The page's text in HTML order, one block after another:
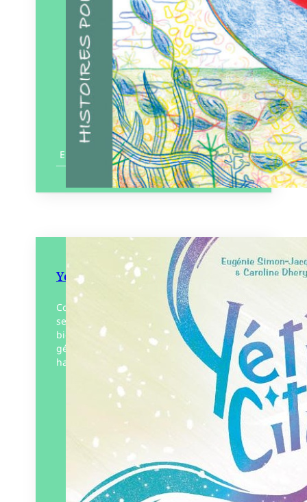
En savoir plus
Yéti City
Connaissez-vous le village de Yéti City et
ses habitants extraordinaires ? Joufflus et
bien dodus, les yétis sont de gentils
géants au cœur tendre, qui vivent en
harmonie…
Éditeur :
Plumes de Bourdon